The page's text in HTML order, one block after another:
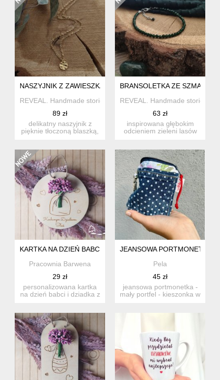
NASZYJNIK Z ZAWIESZKĄ
REVEAL. Handmade stories
89 zł
delikatny naszyjnik z
pięknie tłoczoną blaszką,
BRANSOLETKA ZE
REVEAL. Handmade stories
63 zł
inspirowana głębokim
odcieniem zieleni lasów
KARTKA NA DZIEŃ BABCI I DZIADKA 1
Pracownia Barwena
29 zł
personalizowana kartka
na dzień babci i dziadka z
JEANSOWA PORTMONETKA,
Pela
45 zł
jeansowa portmonetka -
mały portfel - kieszonka w